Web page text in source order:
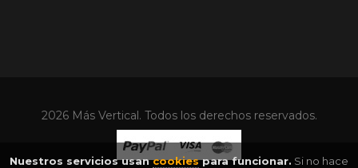
Nuestros servicios usancookiespara funcionar. Si no hace
2026 Más Vertical. Todos los derechos reservados.